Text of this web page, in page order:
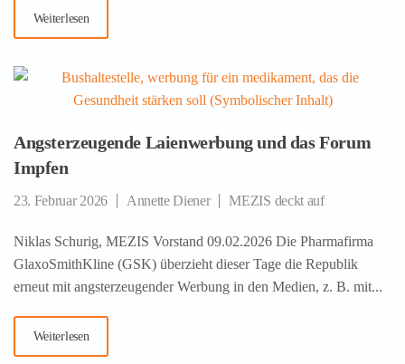
Weiterlesen
Angsterzeugende Laienwerbung und das Forum
Impfen
23. Februar 2026 Annette Diener MEZIS deckt auf
Niklas Schurig, MEZIS Vorstand 09.02.2026 Die Pharmafirma
GlaxoSmithKline (GSK) überzieht dieser Tage die Republik
erneut mit angsterzeugender Werbung in den Medien, z. B. mit...
Weiterlesen